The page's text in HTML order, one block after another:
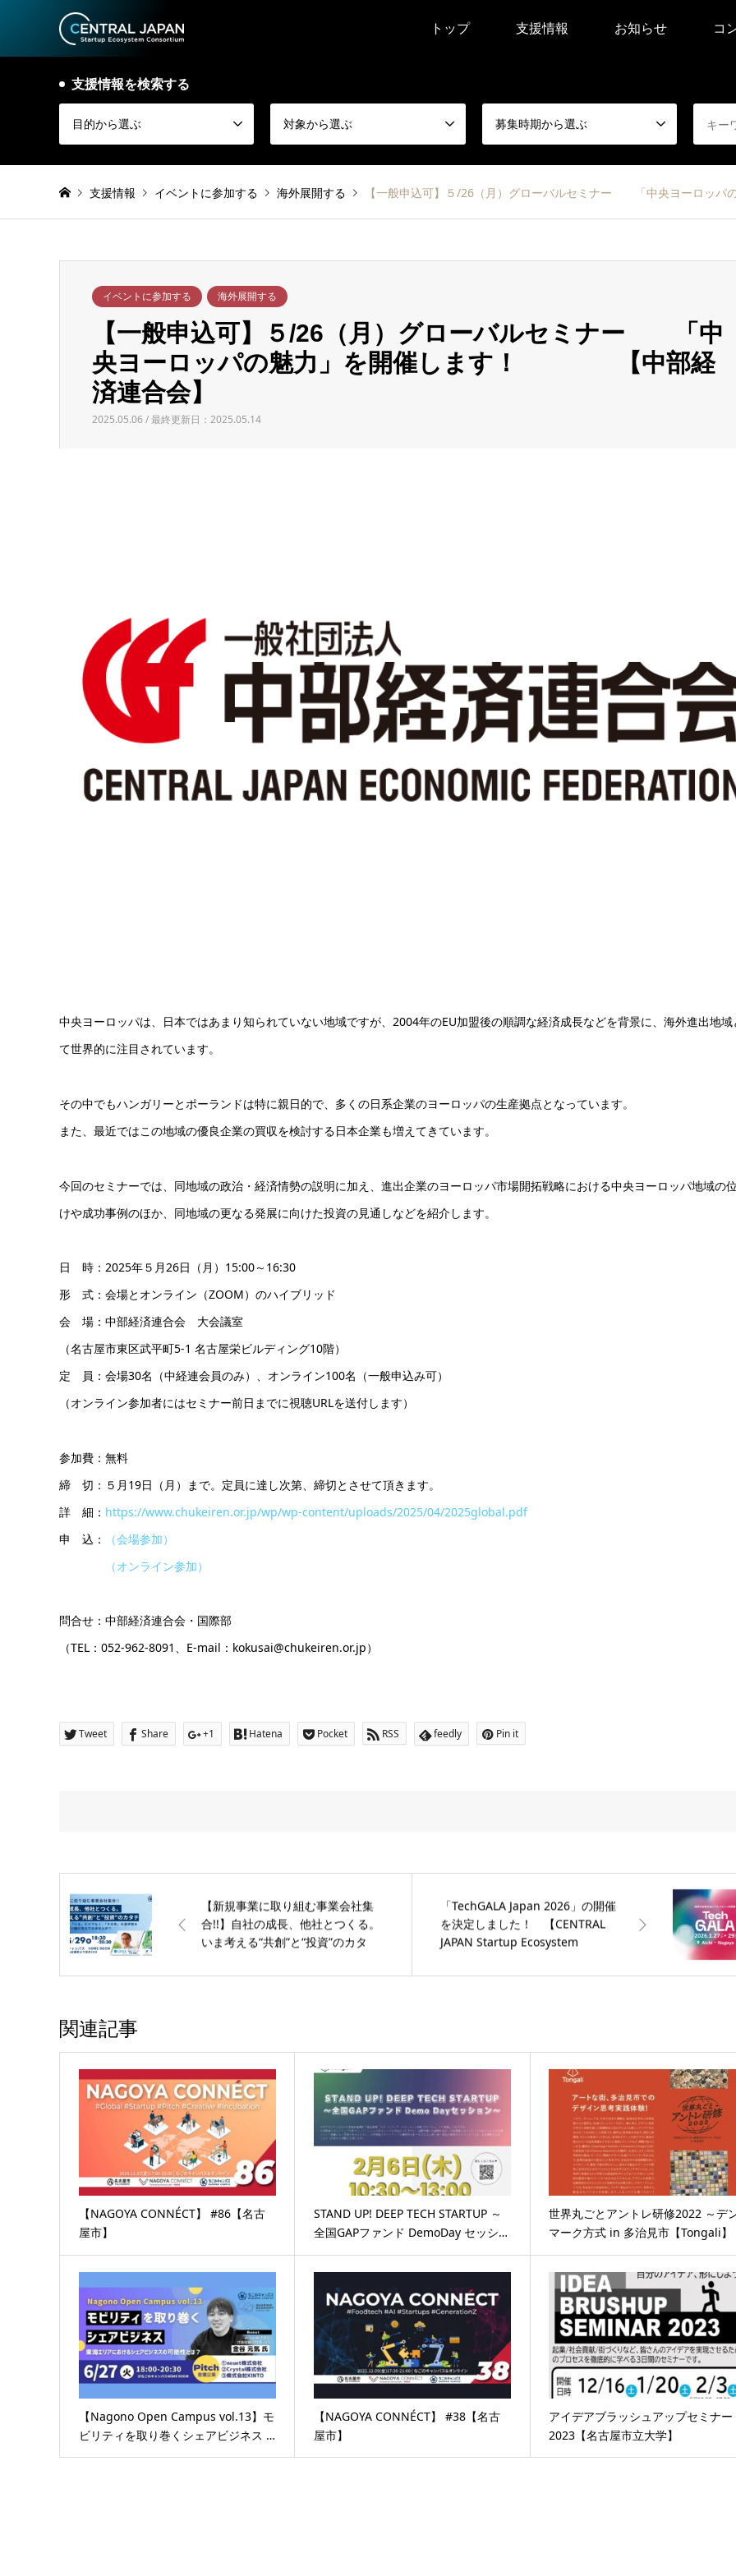
トップ 支援情報 お知らせ コ
支援情報を検索する
目的から選ぶ 対象から選ぶ 募集時期から選ぶ
支援情報 イベントに参加する 海外展開する 【一般申込可】５/26（月）グローバルセミナー 「中央ヨーロ
イベントに参加する 海外展開する
【一般申込可】５/26（月）グローバルセミナー 「中
央ヨーロッパの魅力」を開催します！ 【中部経
済連合会】
2025.05.06 / 最終更新日：2025.05.14
中央ヨーロッパは、日本ではあまり知られていない地域ですが、2004年のEU加盟後の順調な経済成⻑などを背景に、海外進出地域
て世界的に注目されています。
その中でもハンガリーとポーランドは特に親日的で、多くの日系企業のヨーロッパの生産拠点となっています。
また、最近ではこの地域の優良企業の買収を検討する日本企業も増えてきています。
今回のセミナーでは、同地域の政治・経済情勢の説明に加え、進出企業のヨーロッパ市場開拓戦略における中央ヨーロッパ地域の
けや成功事例のほか、同地域の更なる発展に向けた投資の見通しなどを紹介します。
日 時：2025年５月26日（月）15:00～16:30
形 式：会場とオンライン（ZOOM）のハイブリッド
会 場：中部経済連合会 大会議室
（名古屋市東区武平町5-1 名古屋栄ビルディング10階）
定 員：会場30名（中経連会員のみ）、オンライン100名（一般申込み可）
（オンライン参加者にはセミナー前日までに視聴URLを送付します）
参加費：無料
締 切：５月19日（月）まで。定員に達し次第、締切とさせて頂きます。
詳 細： https://www.chukeiren.or.jp/wp/wp-content/uploads/2025/04/2025global.pdf
申 込：
（会場参加）
（オンライン参加）
問合せ：中部経済連合会・国際部
（TEL：052-962-8091、E-mail：kokusai@chukeiren.or.jp）
Tweet Share +1 Hatena Pocket RSS feedly Pin it
【新規事業に取り組む事業会社集
合!!】自社の成長、他社とつくる。
いま考える“共創”と“投資”のカタ
「TechGALA Japan 2026」の開催
を決定しました！ 【CENTRAL
JAPAN Startup Ecosystem
関連記事
【NAGOYA CONNÉCT】 #86【名古
屋市】
STAND UP! DEEP TECH STARTUP ～
全国GAPファンド DemoDay セッシ…
世界丸ごとアントレ研修2022 ～デ
マーク方式 in 多治見市【Tongali】
【Nagono Open Campus vol.13】モ
ビリティを取り巻くシェアビジネス …
【NAGOYA CONNÉCT】 #38【名古
屋市】
アイデアブラッシュアップセミナー
2023【名古屋市立大学】